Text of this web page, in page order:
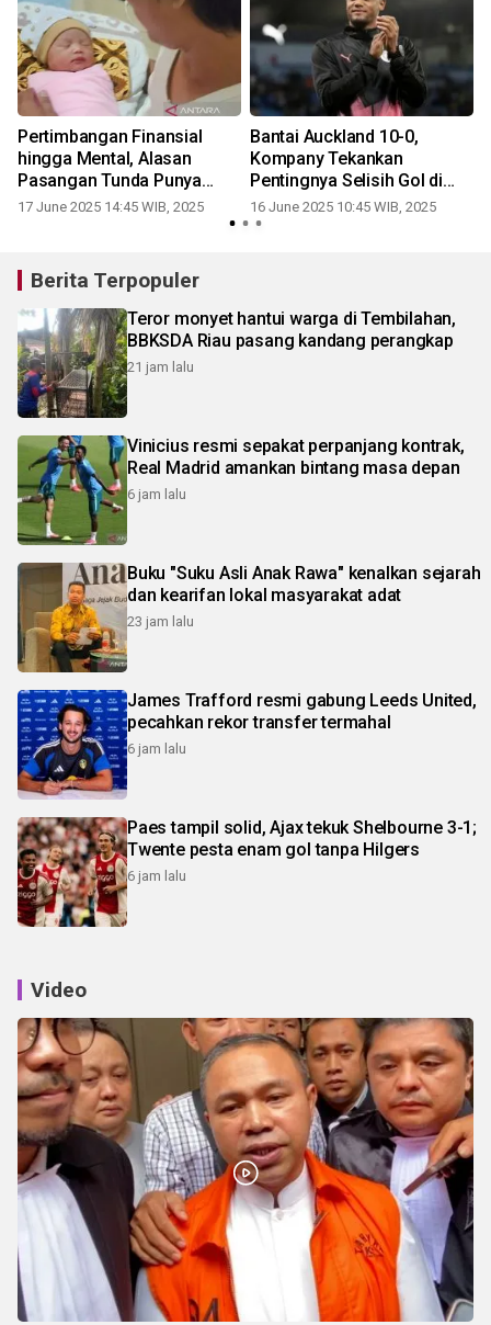
Pertimbangan Finansial
hingga Mental, Alasan
Pasangan Tunda Punya
Anak
17 June 2025 14:45 WIB, 2025
Bantai Auckland 10-0,
Kompany Tekankan
Pentingnya Selisih Gol di
Grup Berat
16 June 2025 10:45 WIB, 2025
Berita Terpopuler
Teror monyet hantui warga di Tembilahan,
BBKSDA Riau pasang kandang perangkap
21 jam lalu
Vinicius resmi sepakat perpanjang kontrak,
Real Madrid amankan bintang masa depan
6 jam lalu
Buku "Suku Asli Anak Rawa" kenalkan sejarah
dan kearifan lokal masyarakat adat
23 jam lalu
James Trafford resmi gabung Leeds United,
pecahkan rekor transfer termahal
6 jam lalu
Paes tampil solid, Ajax tekuk Shelbourne 3-1;
Twente pesta enam gol tanpa Hilgers
6 jam lalu
Video